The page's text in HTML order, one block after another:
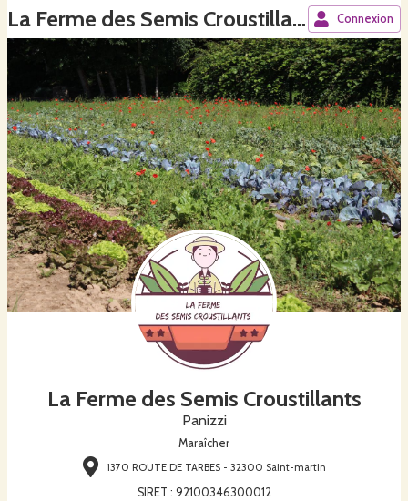
La Ferme des Semis Croustillants Connexion
La Ferme des Semis Croustillants
Panizzi
Maraîcher
1370 ROUTE DE TARBES - 32300 Saint-martin
SIRET : 92100346300012